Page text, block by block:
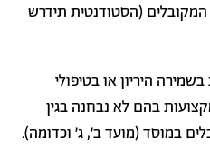
(הסטודנטית תידרש
היריון או בטיפולי
בהם לא נבחנה בגין
במוסד (מועד ב', ג' וכדומה).